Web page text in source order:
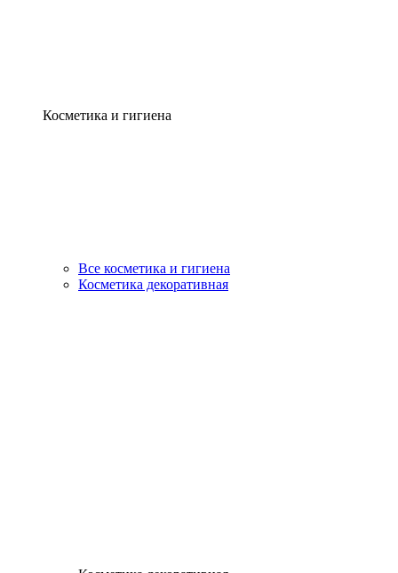
Косметика и гигиена
Все косметика и гигиена
Косметика декоративная